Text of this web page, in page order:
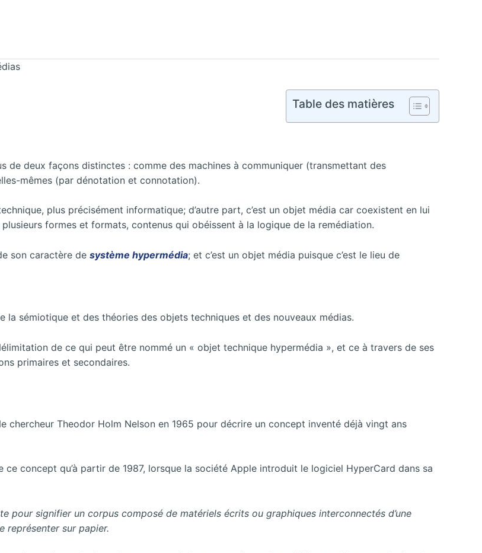
Table des matières
de deux façons distinctes : comme des machines à communiquer (transmettant des
mêmes (par dénotation et connotation).
plus précisément informatique; d’autre part, c’est un objet média car coexistent en lui
formes et formats, contenus qui obéissent à la logique de la remédiation.
son caractère de système hypermédia; et c’est un objet média puisque c’est le lieu de
la sémiotique et des théories des objets techniques et des nouveaux médias.
de ce qui peut être nommé un « objet technique hypermédia », et ce à travers de ses
primaires et secondaires.
chercheur Theodor Holm Nelson en 1965 pour décrire un concept inventé déjà vingt ans
concept qu’à partir de 1987, lorsque la société Apple introduit le logiciel HyperCard dans sa
pour signifier un corpus composé de matériels écrits ou graphiques interconnectés d’une
représenter sur papier.